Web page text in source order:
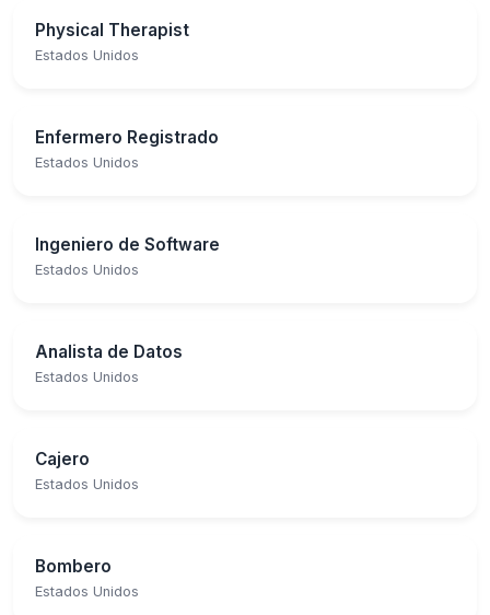
Physical Therapist
Estados Unidos
Enfermero Registrado
Estados Unidos
Ingeniero de Software
Estados Unidos
Analista de Datos
Estados Unidos
Cajero
Estados Unidos
Bombero
Estados Unidos